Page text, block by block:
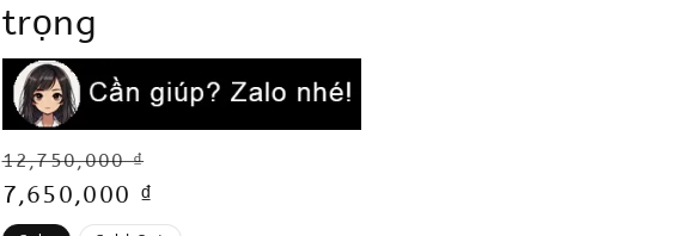
trọng
Regular
price
12,750,000 ₫
Sale
7,650,000 ₫